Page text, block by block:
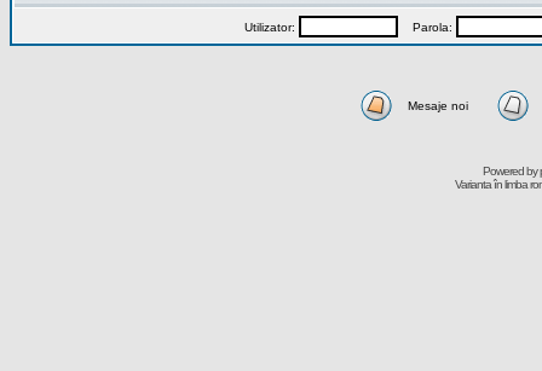
Utilizator: Parola:
Mesaje noi
Powered by
Varianta în limba